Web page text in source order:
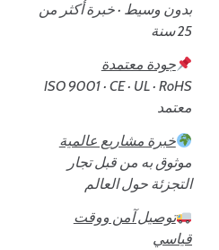
بدون وسيط · خبرة أكثر من
25 سنة
جودة معتمدة
ISO 9001 · CE · UL · RoHS
معتمد
خبرة مشاريع عالمية
موثوق به من قبل تجار
التجزئة حول العالم
توصيل آمن ووقت
قياسي